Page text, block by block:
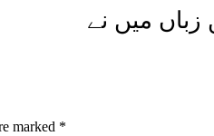
زباں میں نے
marked *